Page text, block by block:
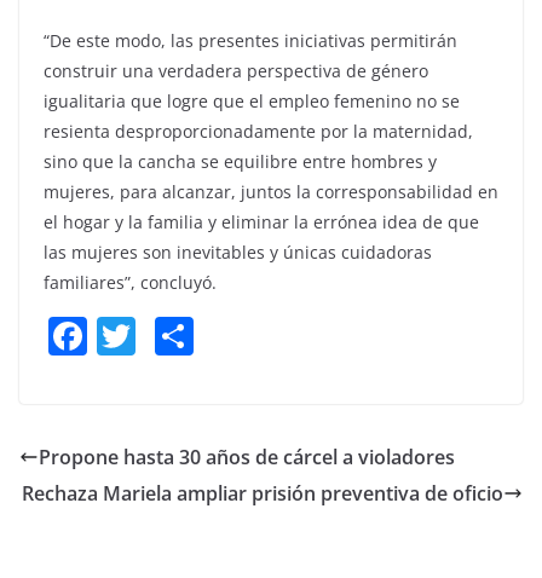
“De este modo, las presentes iniciativas permitirán
construir una verdadera perspectiva de género
igualitaria que logre que el empleo femenino no se
resienta desproporcionadamente por la maternidad,
sino que la cancha se equilibre entre hombres y
mujeres, para alcanzar, juntos la corresponsabilidad en
el hogar y la familia y eliminar la errónea idea de que
las mujeres son inevitables y únicas cuidadoras
familiares”, concluyó.
F
e
b
T
er e
Propone hasta 30 años de cárcel a violadores
Rechaza Mariela ampliar prisión preventiva de oficio